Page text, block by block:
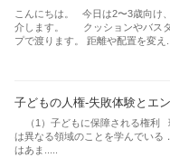
こんにちは。 今日は2〜3歳向け
介します。 クッションやバスタ
プで渡ります。 距離や配置を変え
子どもの人権-失敗体験とエ
（1）子どもに保障される権利
は異なる領域のことを学んでいる
はあま.....